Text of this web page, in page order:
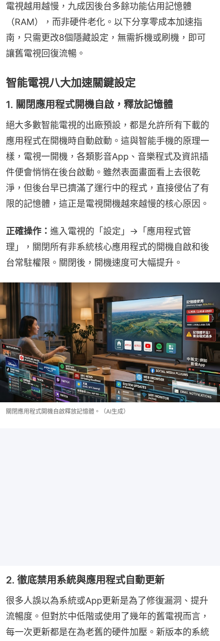
電視越用越慢，九成因後台多餘功能佔用記憶體
（RAM），而非硬件老化。以下分享零成本加速指
南，只需更改8個隱藏設定，無需拆機或刷機，即可
讓舊電視回復流暢。
智能電視八大加速關鍵設定
1. 關閉應用程式開機自啟，釋放記憶體
絕大多數智能電視的出廠預設，都是允許所有下載的
應用程式在開機時自動啟動。這與智能手機的原理一
樣，電視一開機，各類影音App、音樂程式及資訊插
件便會悄悄在後台啟動。雖然表面畫面看上去很乾
淨，但後台早已擠滿了運行中的程式，直接侵佔了有
限的記憶體，這正是電視開機越來越慢的核心原因。
正確操作： 進入電視的「設定」→「應用程式管
理」，關閉所有非系統核心應用程式的開機自啟和後
台常駐權限。關閉後，開機速度可大幅提升。
關閉應用程式開機自啟釋放記憶體。（AI生成）
2. 徹底禁用系統與應用程式自動更新
很多人誤以為系統或App更新是為了修復漏洞、提升
流暢度。但對於中低階或使用了幾年的舊電視而言，
每一次更新都是在為老舊的硬件加壓。新版本的系統